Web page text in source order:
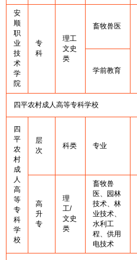
安
顺
职
业
技
术
学
院
专
科
理工
文史
类
畜牧兽医
学前教育
四平农村成人高等专科学校
四
平
农
村
成
人
高
等
专
科
学
校
层
次
科类 专业
高
升
专
理
工/
文史
类
畜牧兽
医、园林
技术、林
业技术、
水利工
程、供用
电技术